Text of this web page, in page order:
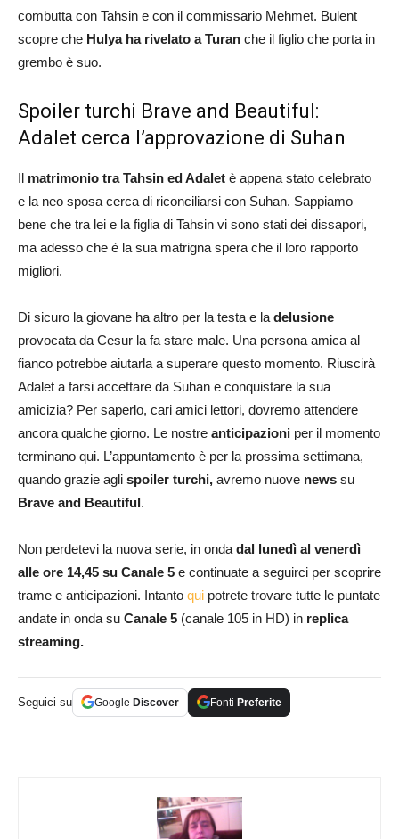
combutta con Tahsin e con il commissario Mehmet. Bulent
scopre che Hulya ha rivelato a Turan che il figlio che porta in
grembo è suo.
Spoiler turchi Brave and Beautiful:
Adalet cerca l’approvazione di Suhan
Il matrimonio tra Tahsin ed Adalet è appena stato celebrato
e la neo sposa cerca di riconciliarsi con Suhan. Sappiamo
bene che tra lei e la figlia di Tahsin vi sono stati dei dissapori,
ma adesso che è la sua matrigna spera che il loro rapporto
migliori.
Di sicuro la giovane ha altro per la testa e la delusione
provocata da Cesur la fa stare male. Una persona amica al
fianco potrebbe aiutarla a superare questo momento. Riuscirà
Adalet a farsi accettare da Suhan e conquistare la sua
amicizia? Per saperlo, cari amici lettori, dovremo attendere
ancora qualche giorno. Le nostre anticipazioni per il momento
terminano qui. L’appuntamento è per la prossima settimana,
quando grazie agli spoiler turchi, avremo nuove news su
Brave and Beautiful.
Non perdetevi la nuova serie, in onda dal lunedì al venerdì
alle ore 14,45 su Canale 5 e continuate a seguirci per scoprire
trame e anticipazioni. Intanto qui potrete trovare tutte le puntate
andate in onda su Canale 5 (canale 105 in HD) in replica
streaming.
Seguici su Google Discover Fonti Preferite